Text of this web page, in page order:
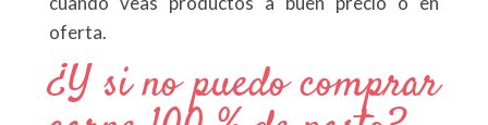
oferta.
¿Y si no puedo comprar